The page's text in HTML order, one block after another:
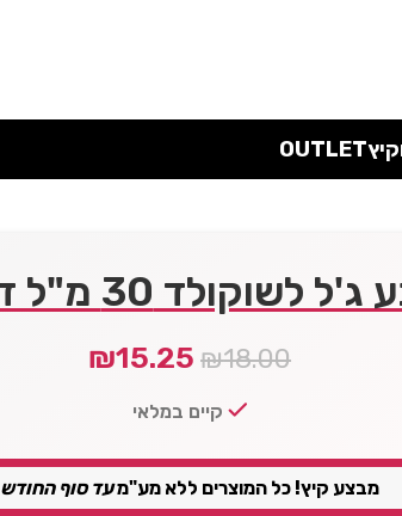
קיץOUTLET
לשוקולד 30 מ"ל דיז'ון
₪18.00
₪15.25
קיים במלאי
מבצע קיץ! כל המוצרים ללא מע"מעד סוף החודש